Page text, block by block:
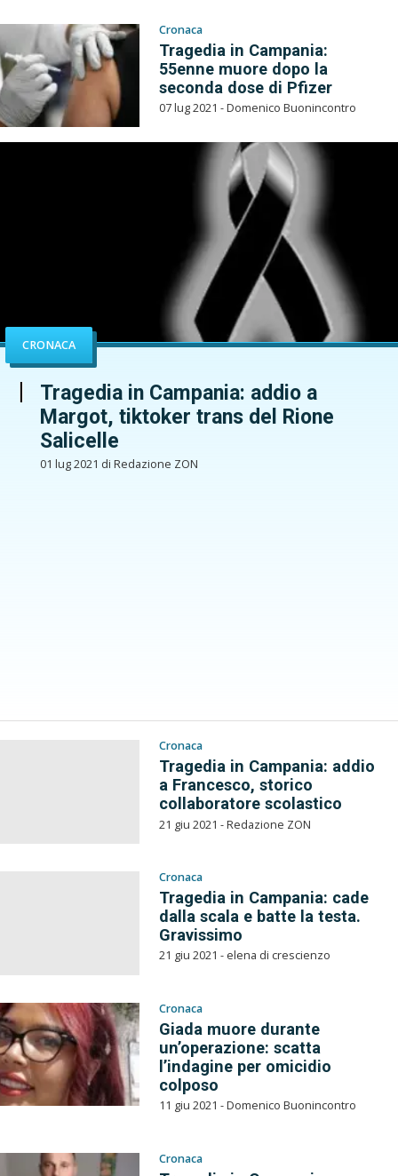
Cronaca
Tragedia in Campania:
55enne muore dopo la
seconda dose di Pfizer
07 lug 2021 - Domenico Buonincontro
CRONACA
Tragedia in Campania: addio a
Margot, tiktoker trans del Rione
Salicelle
01 lug 2021 di Redazione ZON
Cronaca
Tragedia in Campania: addio
a Francesco, storico
collaboratore scolastico
21 giu 2021 - Redazione ZON
Cronaca
Tragedia in Campania: cade
dalla scala e batte la testa.
Gravissimo
21 giu 2021 - elena di crescienzo
Cronaca
Giada muore durante
un’operazione: scatta
l’indagine per omicidio
colposo
11 giu 2021 - Domenico Buonincontro
Cronaca